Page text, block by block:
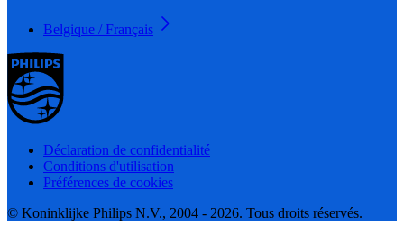
Belgique / Français
Déclaration de confidentialité
Conditions d'utilisation
Préférences de cookies
© Koninklijke Philips N.V., 2004 - 2026. Tous droits réservés.